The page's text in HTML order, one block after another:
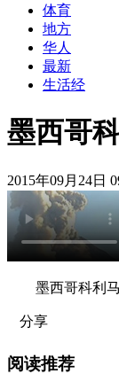
体育
地方
华人
最新
生活经
墨西哥
2015年09月24日
墨西哥科利马
分享
阅读推荐